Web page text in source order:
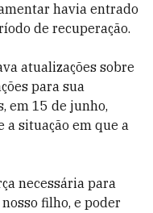
havia entrado
de recuperação.
atualizações sobre
para sua
em 15 de junho,
a situação em que a
necessária para
filho, e poder